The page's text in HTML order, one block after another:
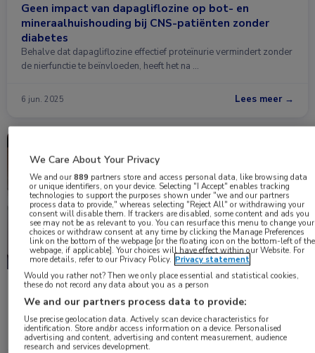
Geen impact van dapagliflozine op bot- en
mineraalhuishouding bij CNS-patiënten zonder
diabetes
Behalve dat dapagliflozine effectief proteïnurie vermindert zonder
de nierfunctie te beïnvloeden, heeft het na …
6 jun. 2025 Lees meer →
Effecten van langdurig gebruik denosumab op
botdichtheid bij dialysepatiënten
Japanse onderzoekers onderzochten het effect van langdurig
gebruik én stoppen van denosumab op de bot …
We Care About Your Privacy
We and our889 partners store and access personal data, like browsing data
or unique identifiers, on your device. Selecting "I Accept" enables tracking
technologies to support the purposes shown under "we and our partners
process data to provide," whereas selecting "Reject All" or withdrawing your
consent will disable them. If trackers are disabled, some content and ads you
see may not be as relevant to you. You can resurface this menu to change your
choices or withdraw consent at any time by clicking the Manage Preferences
link on the bottom of the webpage [or the floating icon on the bottom-left of the
webpage, if applicable]. Your choices will have effect within our Website. For
more details, refer to our Privacy Policy. Privacy statement
Would you rather not? Then we only place essential and statistical cookies,
these do not record any data about you as a person
We and our partners process data to provide:
Use precise geolocation data. Actively scan device characteristics for
identification. Store and/or access information on a device. Personalised
advertising and content, advertising and content measurement, audience
research and services development.